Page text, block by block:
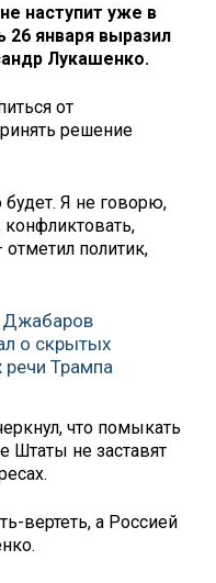
наступит уже в
26 января выразил
Лукашенко.
от
решение
будет. Я не говорю,
конфликтовать,
политик,
Джабаров
о скрытых
Трампа
что помыкать
Штаты не заставят
вертеть, а Россией